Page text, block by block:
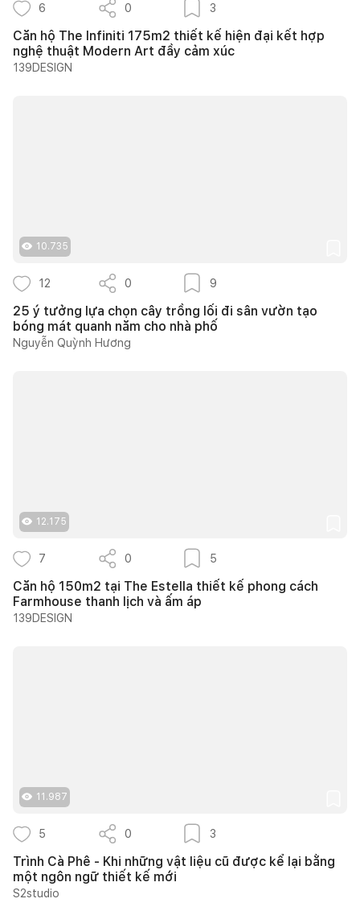
6 0 3
Căn hộ The Infiniti 175m2 thiết kế hiện đại kết hợp
nghệ thuật Modern Art đầy cảm xúc
139DESIGN
10.735
12 0 9
25 ý tưởng lựa chọn cây trồng lối đi sân vườn tạo
bóng mát quanh năm cho nhà phố
Nguyễn Quỳnh Hương
12.175
7 0 5
Căn hộ 150m2 tại The Estella thiết kế phong cách
Farmhouse thanh lịch và ấm áp
139DESIGN
11.987
5 0 3
Trình Cà Phê - Khi những vật liệu cũ được kể lại bằng
một ngôn ngữ thiết kế mới
S2studio